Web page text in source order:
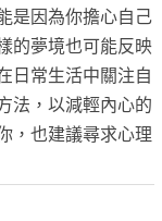
是因為你擔心自己
的夢境也可能反映
日常生活中關注自
法，以減輕內心的
，也建議尋求心理